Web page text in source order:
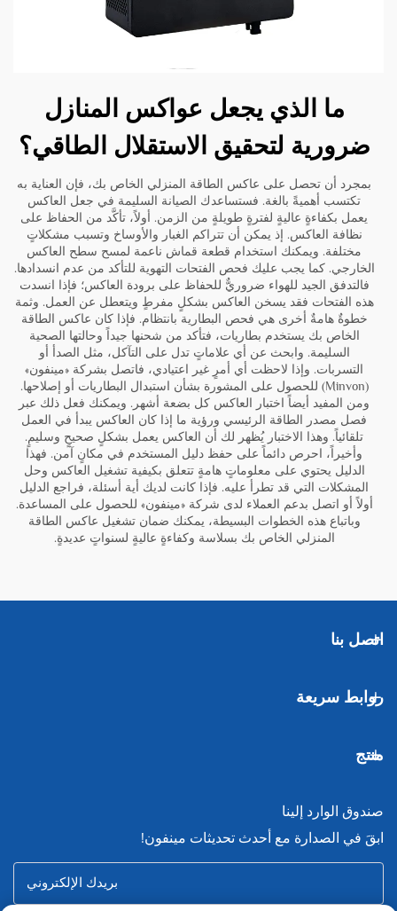
ما الذي يجعل عواكس المنازل
ضرورية لتحقيق الاستقلال الطاقي؟
بمجرد أن تحصل على عاكس الطاقة المنزلي الخاص بك، فإن العناية به
تكتسب أهميةً بالغة. فستساعدك الصيانة السليمة في جعل العاكس
يعمل بكفاءةٍ عاليةٍ لفترةٍ طويلةٍ من الزمن. أولاً، تأكَّد من الحفاظ على
نظافة العاكس. إذ يمكن أن تتراكم الغبار والأوساخ وتسبب مشكلاتٍ
مختلفة. ويمكنك استخدام قطعة قماش ناعمة لمسح سطح العاكس
الخارجي. كما يجب عليك فحص الفتحات التهوية للتأكد من عدم انسدادها.
فالتدفق الجيد للهواء ضروريٌّ للحفاظ على برودة العاكس؛ فإذا انسدت
هذه الفتحات فقد يسخن العاكس بشكلٍ مفرطٍ ويتعطل عن العمل. وثمة
خطوةٌ هامةٌ أخرى هي فحص البطارية بانتظام. فإذا كان عاكس الطاقة
الخاص بك يستخدم بطاريات، فتأكد من شحنها جيداً وحالتها الصحية
السليمة. وابحث عن أي علاماتٍ تدل على التآكل، مثل الصدأ أو
التسربات. وإذا لاحظت أي أمرٍ غير اعتيادي، فاتصل بشركة «مينفون»
(Minvon) للحصول على المشورة بشأن استبدال البطاريات أو إصلاحها.
ومن المفيد أيضاً اختبار العاكس كل بضعة أشهر. ويمكنك فعل ذلك عبر
فصل مصدر الطاقة الرئيسي ورؤية ما إذا كان العاكس يبدأ في العمل
تلقائياً. وهذا الاختبار يُظهر لك أن العاكس يعمل بشكلٍ صحيحٍ وسليمٍ.
وأخيراً، احرص دائماً على حفظ دليل المستخدم في مكانٍ آمن. فهذا
الدليل يحتوي على معلوماتٍ هامةٍ تتعلق بكيفية تشغيل العاكس وحل
المشكلات التي قد تطرأ عليه. فإذا كانت لديك أية أسئلة، فراجع الدليل
أولاً أو اتصل بدعم العملاء لدى شركة «مينفون» للحصول على المساعدة.
وباتباع هذه الخطوات البسيطة، يمكنك ضمان تشغيل عاكس الطاقة
المنزلي الخاص بك بسلاسة وكفاءةٍ عاليةٍ لسنواتٍ عديدةٍ.
اتصل بنا
روابط سريعة
منتج
صندوق الوارد إلينا
ابقَ في الصدارة مع أحدث تحديثات مينفون!
بريدك الإلكتروني